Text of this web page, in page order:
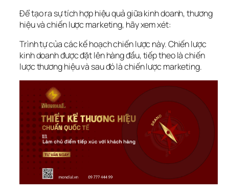
Để tạo ra sự tích hợp hiệu quả giữa kinh doanh, thương
hiệu và chiến lược marketing, hãy xem xét:
Trình tự của các kế hoạch chiến lược này. Chiến lược
kinh doanh được đặt lên hàng đầu, tiếp theo là chiến
lược thương hiệu và sau đó là chiến lược marketing.